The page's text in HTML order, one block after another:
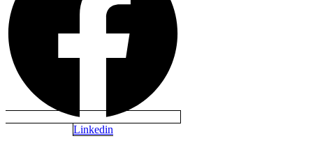
Linkedin